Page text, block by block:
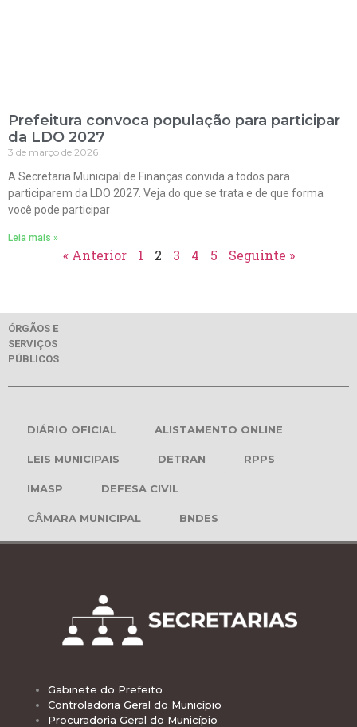
Prefeitura convoca população para participar
da LDO 2027
3 de março de 2026
A Secretaria Municipal de Finanças convida a todos para
participarem da LDO 2027. Veja do que se trata e de que forma
você pode participar
Leia mais »
« Anterior 1 2 3 4 5 Seguinte »
ÓRGÃOS E
SERVIÇOS
PÚBLICOS
DIÁRIO OFICIAL ALISTAMENTO ONLINE
LEIS MUNICIPAIS DETRAN RPPS
IMASP DEFESA CIVIL
CÂMARA MUNICIPAL BNDES
Gabinete do Prefeito
Controladoria Geral do Município
Procuradoria Geral do Município